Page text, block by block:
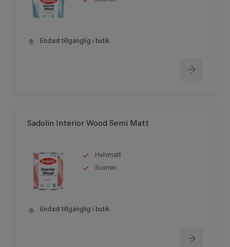
Endast tillgänglig i butik
Sadolin Interior Wood Semi Matt
Halvmatt
Svanen
Endast tillgänglig i butik